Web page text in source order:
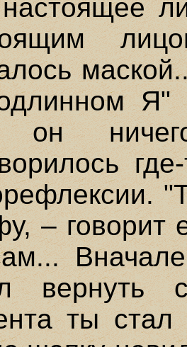
Я"
он
– говорит
вернуть
ты стал